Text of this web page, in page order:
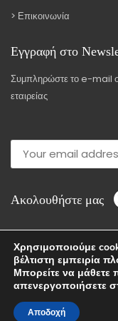
Επικοινωνία
Εγγραφή στο
Συμπληρώστε το e-mail
εταιρείας
Ακολουθήστε μας
Copyright © 2018-
Χρησιμοποιούμε
βέλτιστη εμπειρία
Μπορείτε να μάθετε
απενεργοποιήσετε
Αποδοχή